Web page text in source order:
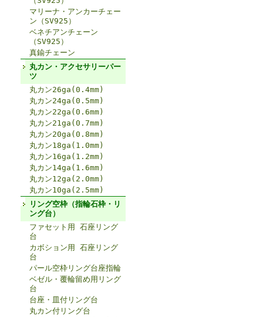
マリーナ・アンカーチェー
ン（SV925）
ベネチアンチェーン
（SV925）
真鍮チェーン
丸カン・アクセサリーパー
ツ
丸カン26ga(0.4mm)
丸カン24ga(0.5mm)
丸カン22ga(0.6mm)
丸カン21ga(0.7mm)
丸カン20ga(0.8mm)
丸カン18ga(1.0mm)
丸カン16ga(1.2mm)
丸カン14ga(1.6mm)
丸カン12ga(2.0mm)
丸カン10ga(2.5mm)
リング空枠（指輪石枠・リ
ング台）
ファセット用 石座リング
台
カボション用 石座リング
台
パール空枠リング台座指輪
ベゼル・覆輪留め用リング
台
台座・皿付リング台
丸カン付リング台